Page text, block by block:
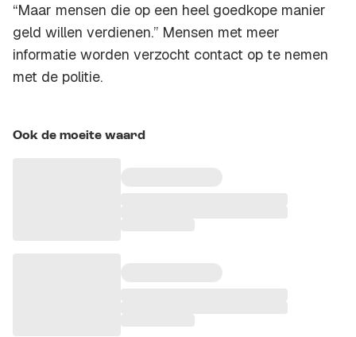
“Maar mensen die op een heel goedkope manier
geld willen verdienen.” Mensen met meer
informatie worden verzocht contact op te nemen
met de politie.
Ook de moeite waard